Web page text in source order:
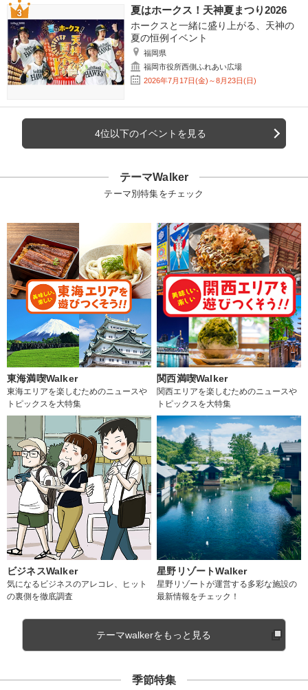
夏はホークス！天神夏まつり2026
ホークスと一緒に盛り上がる、天神の
夏の恒例イベント
福岡県
福岡市役所西側ふれあい広場
2026年7月17日(金)～8月23日(日)
4位以下のイベントを見る
テーマWalker
テーマ別特集をチェック
東海満喫Walker
東海エリアを楽しむためのニュースや
トピックスを大特集
関西満喫Walker
関西エリアを楽しむためのニュースや
トピックスを大特集
ビジネスWalker
気になるビジネスのアレコレ、ヒット
の裏側を徹底調査
星野リゾートWalker
星野リゾートが運営する多彩な施設の
最新情報をチェック！
テーマwalkerをもっと見る
季節特集